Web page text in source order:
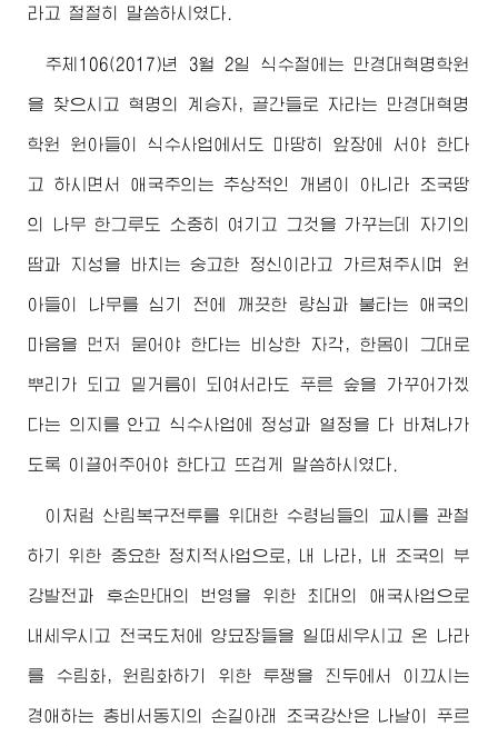
라고 절절히 말씀하시였다.
주체106(2017)년 3월 2일 식수절에는 만경대혁명학원
을 찾으시고 혁명의 계승자, 골간들로 자라는 만경대혁명
학원 원아들이 식수사업에서도 마땅히 앞장에 서야 한다
고 하시면서 애국주의는 추상적인 개념이 아니라 조국땅
의 나무 한그루도 소중히 여기고 그것을 가꾸는데 자기의
땀과 지성을 바치는 숭고한 정신이라고 가르쳐주시며 원
아들이 나무를 심기 전에 깨끗한 량심과 불타는 애국의
마음을 먼저 묻어야 한다는 비상한 자각, 한몸이 그대로
뿌리가 되고 밑거름이 되여서라도 푸른 숲을 가꾸어가겠
다는 의지를 안고 식수사업에 정성과 열정을 다 바쳐나가
도록 이끌어주어야 한다고 뜨겁게 말씀하시였다.
이처럼 산림복구전투를 위대한 수령님들의 교시를 관철
하기 위한 중요한 정치적사업으로, 내 나라, 내 조국의 부
강발전과 후손만대의 번영을 위한 최대의 애국사업으로
내세우시고 전국도처에 양묘장들을 일떠세우시고 온 나라
를 수림화, 원림화하기 위한 투쟁을 진두에서 이끄시는
경애하는 총비서동지 의 손길아래 조국강산은 나날이 푸르